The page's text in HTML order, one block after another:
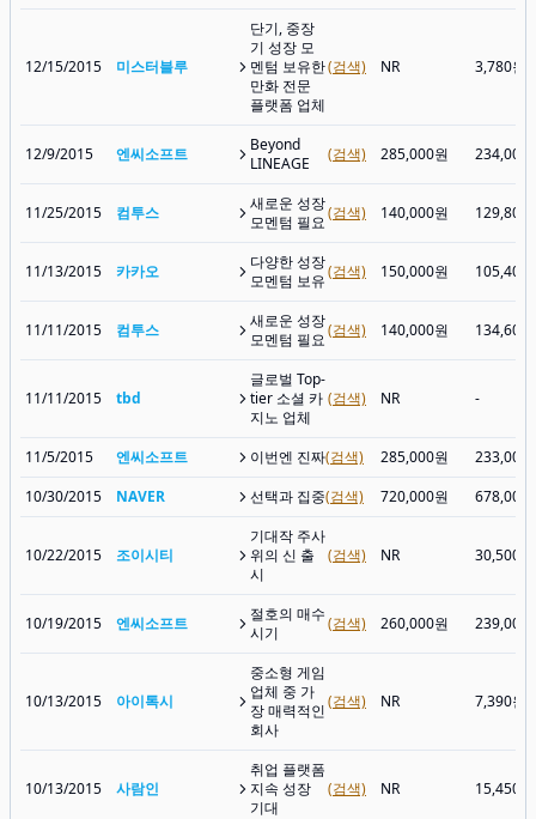
12/15/2015 미스터블루
단기, 중장
기 성장 모
멘텀 보유한
만화 전문
플랫폼 업체
(검색) NR 3,780원
12/9/2015 엔씨소프트
Beyond
LINEAGE
(검색) 285,000원 234,000
11/25/2015 컴투스
새로운 성장
모멘텀 필요(검색) 140,000원 129,800
11/13/2015 카카오
다양한 성장
모멘텀 보유(검색) 150,000원 105,400
11/11/2015 컴투스
새로운 성장
모멘텀 필요(검색) 140,000원 134,600
11/11/2015 tbd
글로벌 Top-
tier 소셜 카
지노 업체
(검색) NR -
11/5/2015 엔씨소프트 이번엔 진짜(검색) 285,000원
233,000
10/30/2015
NAVER 선택과 집중(검색) 720,000원 678,000
10/22/2015 조이시티
기대작 주사
위의 신 출
시
(검색) NR 30,500원
10/19/2015 엔씨소프트
절호의 매수
시기
(검색) 260,000원 239,000
10/13/2015 아이톡시
중소형 게임
업체 중 가
장 매력적인
회사
(검색) NR 7,390원
10/13/2015 사람인
취업 플랫폼
지속 성장
기대
(검색) NR 15,450원